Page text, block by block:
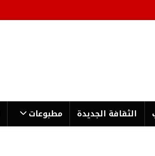
الثقافة الجدیدة مطبوعات